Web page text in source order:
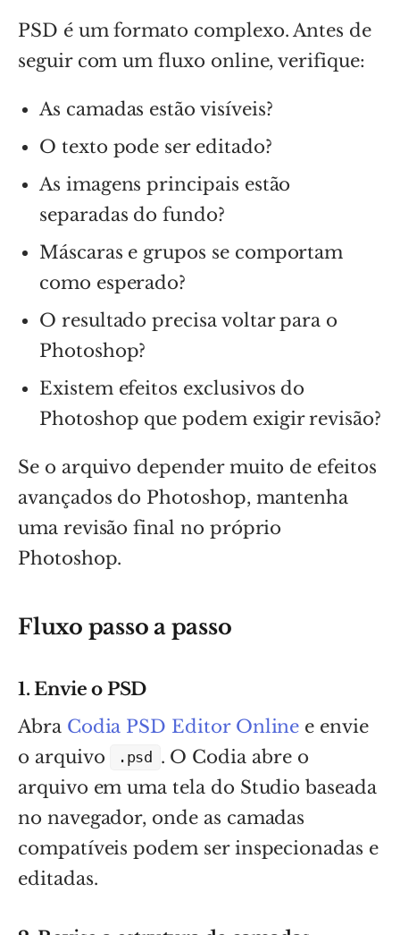
PSD é um formato complexo. Antes de
seguir com um fluxo online, verifique:
As camadas estão visíveis?
O texto pode ser editado?
As imagens principais estão
separadas do fundo?
Máscaras e grupos se comportam
como esperado?
O resultado precisa voltar para o
Photoshop?
Existem efeitos exclusivos do
Photoshop que podem exigir revisão?
Se o arquivo depender muito de efeitos
avançados do Photoshop, mantenha
uma revisão final no próprio
Photoshop.
Fluxo passo a passo
1. Envie o PSD
Abra Codia PSD Editor Online e envie
o arquivo
.psd . O Codia abre o
arquivo em uma tela do Studio baseada
no navegador, onde as camadas
compatíveis podem ser inspecionadas e
editadas.